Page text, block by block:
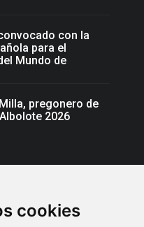
cookies
con la
para el
Mundo de
pregonero de
2026